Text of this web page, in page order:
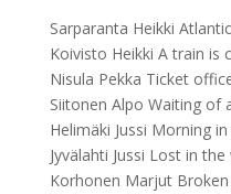
Sarparanta Heikki
Koivisto Heikki A train is
Nisula Pekka Ticket
Siitonen Alpo Waiting of
Helimäki Jussi Morning
Jyvälahti Jussi Lost in
Korhonen Marjut Broken